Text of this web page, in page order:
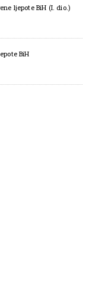
ljepote BiH (I. dio.)
BiH